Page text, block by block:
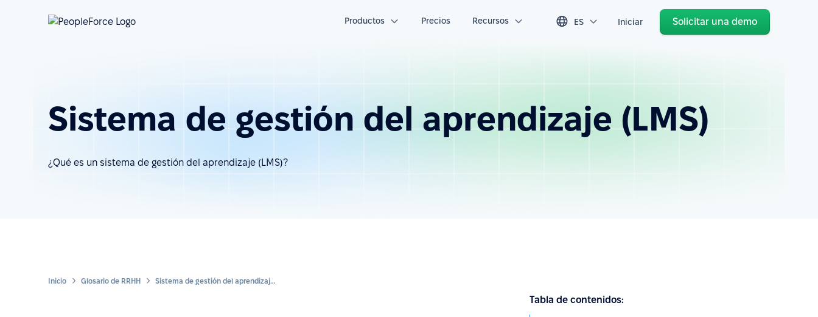
Productos Precios Recursos ES Iniciar Solicitar una demo
Sistema de gestión del aprendizaje (LMS)
¿Qué es un sistema de gestión del aprendizaje (LMS)?
Inicio Glosario de RRHH Sistema de gestión del aprendizaje (LMS)
Tabla de contenidos: